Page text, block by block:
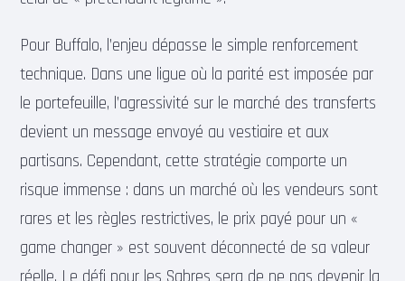
Pour Buffalo, l’enjeu dépasse le simple renforcement
technique. Dans une ligue où la parité est imposée par
le portefeuille, l’agressivité sur le marché des transferts
devient un message envoyé au vestiaire et aux
partisans. Cependant, cette stratégie comporte un
risque immense : dans un marché où les vendeurs sont
rares et les règles restrictives, le prix payé pour un «
game changer » est souvent déconnecté de sa valeur
réelle. Le défi pour les Sabres sera de ne pas devenir la